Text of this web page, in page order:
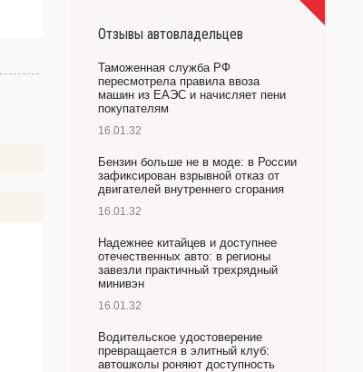
Отзывы автовладельцев
Таможенная служба РФ
пересмотрела правила ввоза
машин из ЕАЭС и начисляет пени
покупателям
16.01.32
Бензин больше не в моде: в России
зафиксирован взрывной отказ от
двигателей внутреннего сгорания
16.01.32
Надежнее китайцев и доступнее
отечественных авто: в регионы
завезли практичный трехрядный
минивэн
16.01.32
Водительское удостоверение
превращается в элитный клуб:
автошколы роняют доступность